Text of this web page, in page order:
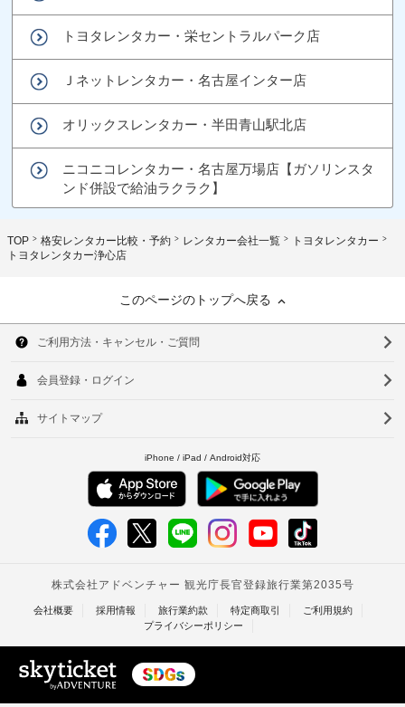
トヨタレンタカー・栄セントラルパーク店
Ｊネットレンタカー・名古屋インター店
オリックスレンタカー・半田青山駅北店
ニコニコレンタカー・名古屋万場店【ガソリンスタ
ンド併設で給油ラクラク】
TOP 格安レンタカー比較・予約 レンタカー会社一覧
トヨタレンタカー
トヨタレンタカー浄心店
このページのトップへ戻る